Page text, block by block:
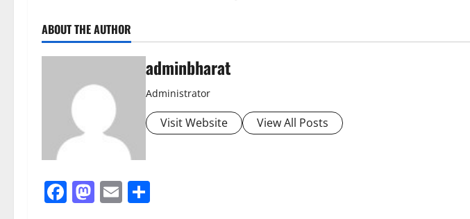
ABOUT THE AUTHOR
adminbharat
Administrator
Visit Website View All Posts
Facebook
Mastodon
Email